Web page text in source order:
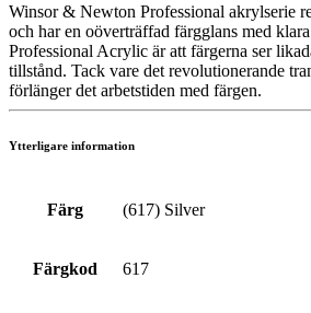
Winsor & Newton Professional akrylserie
och har en oöverträffad färgglans med
Professional Acrylic är att färgerna ser
tillstånd. Tack vare det revolutionerande
förlänger det arbetstiden med färgen.
Ytterligare information
Färg (617) Silver
Färgkod 617